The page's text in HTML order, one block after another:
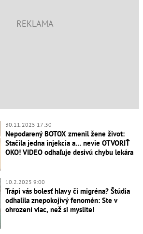
30.11.2025 17:30
Nepodarený BOTOX zmenil žene život:
Stačila jedna injekcia a… nevie OTVORIŤ
OKO! VIDEO odhaľuje desivú chybu lekára
10.2.2025 9:00
Trápi vás bolesť hlavy či migréna? Štúdia
odhalila znepokojivý fenomén: Ste v
ohrození viac, než si myslíte!